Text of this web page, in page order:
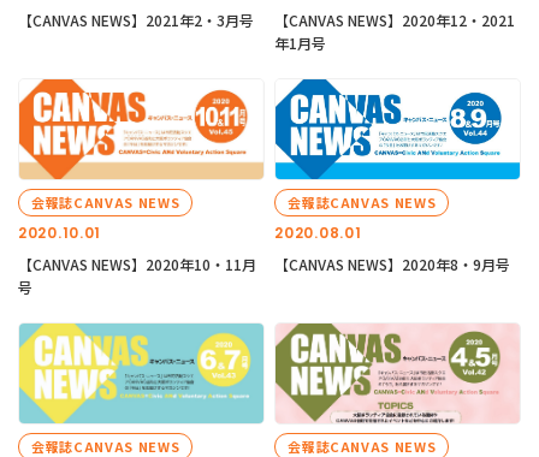
【CANVAS NEWS】2021年2・3月号
【CANVAS NEWS】2020年12・2021
年1月号
2020.10.01
会報誌CANVAS NEWS
【CANVAS NEWS】2020年10・11月
号
2020.08.01
会報誌CANVAS NEWS
【CANVAS NEWS】2020年8・9月号
会報誌CANVAS NEWS 会報誌CANVAS NEWS